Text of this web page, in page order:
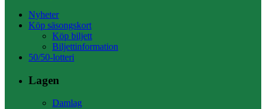
Nyheter
Köp säsongskort
Köp biljett
Biljettinformation
50/50-lotteri
Lagen
Damlag